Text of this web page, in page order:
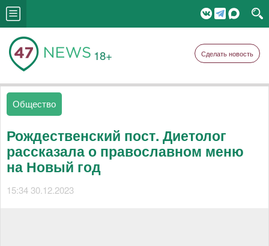
18+ Сделать новость
Общество
Рождественский пост. Диетолог
рассказала о православном меню
на Новый год
15:34 30.12.2023